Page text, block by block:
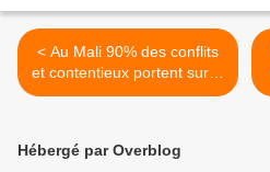
< Au Mali 90% des conflits
et contentieux portent sur la
terre / Mohamed Ali Bathily,
Hébergé par Overblog